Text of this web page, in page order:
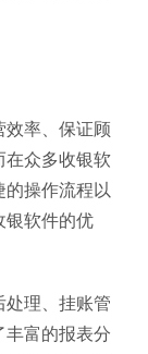
效率、保证顾
在众多收银软
操作流程以
银软件的优
处理、挂账管
丰富的报表分